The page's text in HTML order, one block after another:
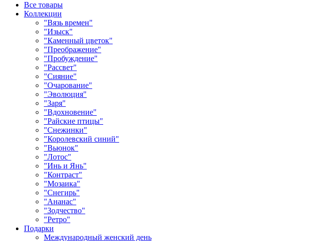
Все товары
Коллекции
"Вязь времен"
"Изыск"
"Каменный цветок"
"Преображение"
"Пробуждение"
"Рассвет"
"Сияние"
"Очарование"
"Эволюция"
"Заря"
"Вдохновение"
"Райские птицы"
"Снежинки"
"Королевский синий"
"Вьюнок"
"Лотос"
"Инь и Янь"
"Контраст"
"Мозаика"
"Снегирь"
"Ананас"
"Зодчество"
"Ретро"
Подарки
Международный женский день